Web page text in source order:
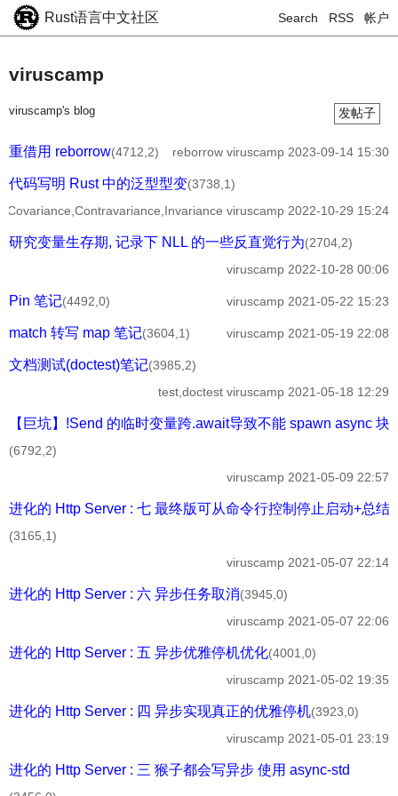
Rust语言中文社区 Search RSS 帐户
viruscamp
发帖子
viruscamp's blog
重借用 reborrow(4712,2) reborrow viruscamp 2023-09-14 15:30
代码写明 Rust 中的泛型型变(3738,1)
viruscamp 2022-10-29 15:24
研究变量生存期, 记录下 NLL 的一些反直觉行为(2704,2)
viruscamp 2022-10-28 00:06
Pin 笔记(4492,0) viruscamp 2021-05-22 15:23
match 转写 map 笔记(3604,1) viruscamp 2021-05-19 22:08
文档测试(doctest)笔记(3985,2)
test,doctest viruscamp 2021-05-18 12:29
【巨坑】!Send 的临时变量跨.await导致不能 spawn async 块
(6792,2)
viruscamp 2021-05-09 22:57
进化的 Http Server : 七 最终版可从命令行控制停止启动+总结
(3165,1)
viruscamp 2021-05-07 22:14
进化的 Http Server : 六 异步任务取消(3945,0)
viruscamp 2021-05-07 22:06
进化的 Http Server : 五 异步优雅停机优化(4001,0)
viruscamp 2021-05-02 19:35
进化的 Http Server : 四 异步实现真正的优雅停机(3923,0)
viruscamp 2021-05-01 23:19
进化的 Http Server : 三 猴子都会写异步 使用 async-std